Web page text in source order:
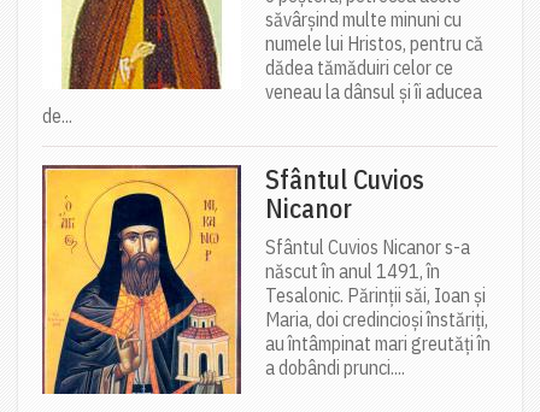
săvârșind multe minuni cu
numele lui Hristos, pentru că
dădea tămăduiri celor ce
veneau la dânsul și îi aducea
de...
Sfântul Cuvios
Nicanor
Sfântul Cuvios Nicanor s-a
născut în anul 1491, în
Tesalonic. Părinții săi, Ioan și
Maria, doi credincioși înstăriți,
au întâmpinat mari greutăți în
a dobândi prunci....